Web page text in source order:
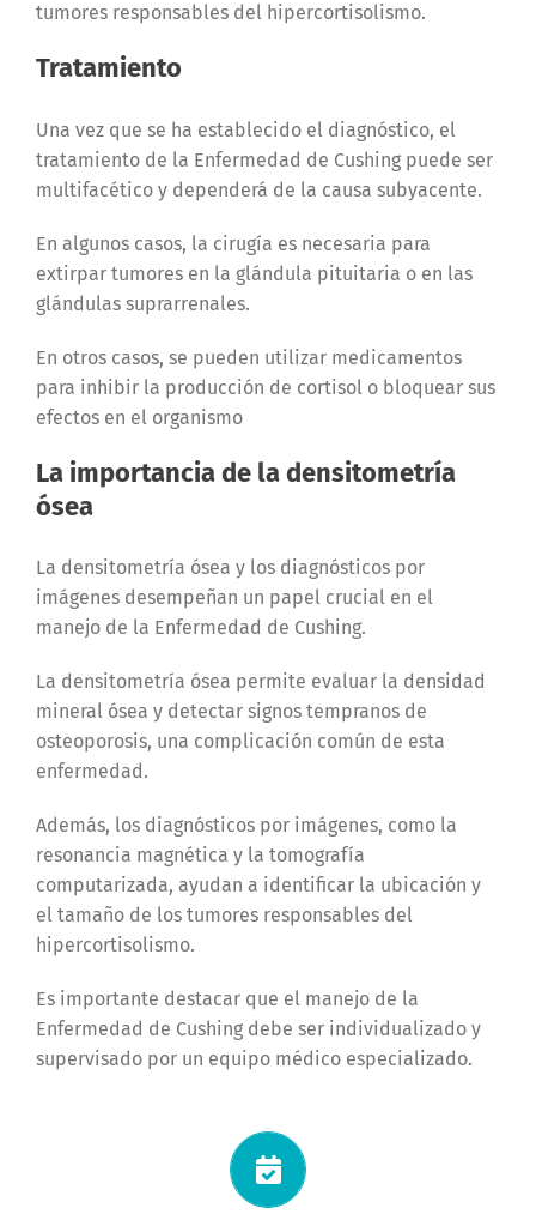
tumores responsables del hipercortisolismo.
Tratamiento
Una vez que se ha establecido el diagnóstico, el
tratamiento de la Enfermedad de Cushing puede ser
multifacético y dependerá de la causa subyacente.
En algunos casos, la cirugía es necesaria para
extirpar tumores en la glándula pituitaria o en las
glándulas suprarrenales.
En otros casos, se pueden utilizar medicamentos
para inhibir la producción de cortisol o bloquear sus
efectos en el organismo
La importancia de la densitometría
ósea
La densitometría ósea y los diagnósticos por
imágenes desempeñan un papel crucial en el
manejo de la Enfermedad de Cushing.
La densitometría ósea permite evaluar la densidad
mineral ósea y detectar signos tempranos de
osteoporosis, una complicación común de esta
enfermedad.
Además, los diagnósticos por imágenes, como la
resonancia magnética y la tomografía
computarizada, ayudan a identificar la ubicación y
el tamaño de los tumores responsables del
hipercortisolismo.
Es importante destacar que el manejo de la
Enfermedad de Cushing debe ser individualizado y
supervisado por un equipo médico especializado.
Solicitá tu turno ahora